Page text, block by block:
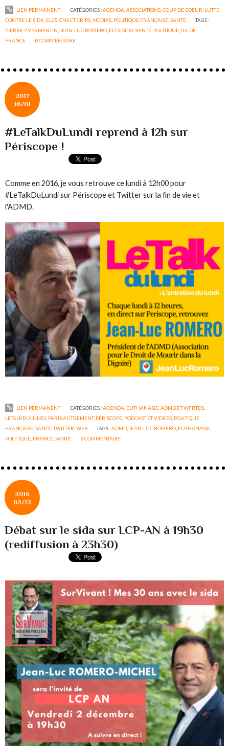
LIEN PERMANENT CATÉGORIES :AGENDA ASSOCIATIONS, COUP DE COEUR LUTTE
CONTRE LE SIDA, ELCS, CNS ET CRIPS MEDIAS POLITIQUE FRANÇAISE ,SANTÉ
TAGS :
PIERRE-YVES MARTIN JEAN-LUC ROMERO ELCS ,SIDA ,SANTÉ POLITIQUE ILE DE
FRANCE
0COMMENTAIRE
2017
16/01
#LeTalkDuLundi reprend à 12h sur
Périscope !
Comme en 2016, je vous retrouve ce lundi à 12h00 pour
#LeTalkDuLundi sur Périscope et Twitter sur la fin de vie et
l'ADMD.
LIEN PERMANENT CATÉGORIES :AGENDA EUTHANASIE, ADMD ET WFRTDS,
LETALKDULUNDI PARIS AUTREMENT, PÉRISCOPE PODCAST ET VIDEOS POLITIQUE
FRANÇAISE ,SANTÉ ,TWITTER ,WEB TAGS :ADMD JEAN-LUC ROMERO EUTHANASIE
POLITIQUE FRANCE ,SANTÉ 0COMMENTAIRE
2016
02/12
Débat sur le sida sur LCP-AN à 19h30
(rediffusion à 23h30)